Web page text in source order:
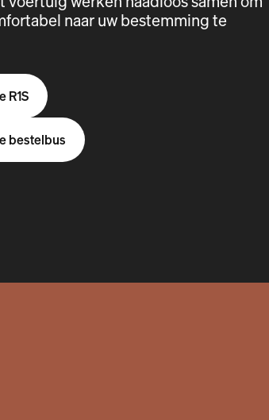
naar uw bestemming te
R1S
bestelbus